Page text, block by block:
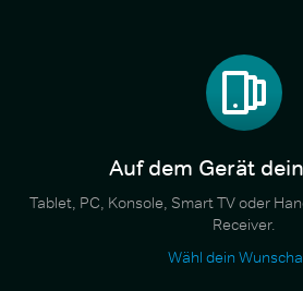
Auf dem Gerät
Tablet, PC, Konsole, Smart TV oder
Receiver.
Wähl dein